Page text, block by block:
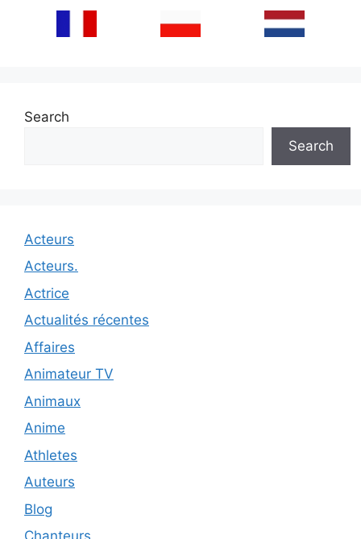
Search
Search
Acteurs
Acteurs.
Actrice
Actualités récentes
Affaires
Animateur TV
Animaux
Anime
Athletes
Auteurs
Blog